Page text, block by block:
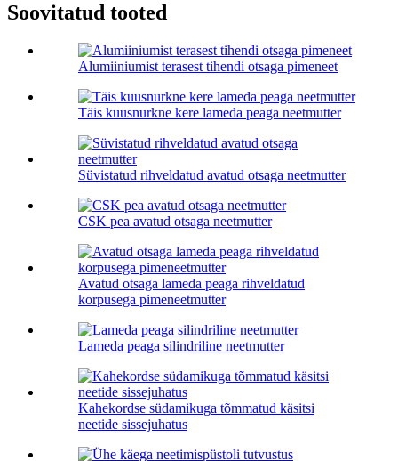
Soovitatud tooted
Alumiiniumist terasest tihendi otsaga pimeneet
Täis kuusnurkne kere lameda peaga neetmutter
Süvistatud rihveldatud avatud otsaga neetmutter
CSK pea avatud otsaga neetmutter
Avatud otsaga lameda peaga rihveldatud
korpusega pimeneetmutter
Lameda peaga silindriline neetmutter
Kahekordse südamikuga tõmmatud käsitsi
neetide sissejuhatus